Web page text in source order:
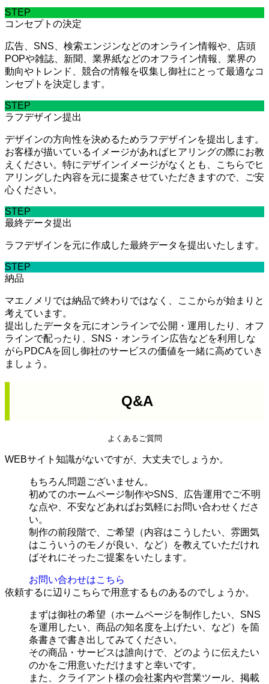
STEP
コンセプトの決定
広告、SNS、検索エンジンなどのオンライン情報や、店頭
POPや雑誌、新聞、業界紙などのオフライン情報、業界の
動向やトレンド、競合の情報を収集し御社にとって最適なコ
ンセプトを決定します。
STEP
ラフデザイン提出
デザインの方向性を決めるためラフデザインを提出します。
お客様が描いているイメージがあればヒアリングの際にお教
えください。特にデザインイメージがなくとも、こちらでヒ
アリングした内容を元に提案させていただきますので、ご安
心ください。
STEP
最終データ提出
ラフデザインを元に作成した最終データを提出いたします。
STEP
納品
マエノメリでは納品で終わりではなく、ここからが始まりと
考えています。
提出したデータを元にオンラインで公開・運用したり、オフ
ラインで配ったり、SNS・オンライン広告などを利用しな
がらPDCAを回し御社のサービスの価値を一緒に高めていき
ましょう。
Q&A
よくあるご質問
WEBサイト知識がないですが、大丈夫でしょうか。
もちろん問題ございません。
初めてのホームページ制作やSNS、広告運用でご不明
な点や、不安などあればお気軽にお問い合わせくださ
い。
制作の前段階で、ご希望（内容はこうしたい、雰囲気
はこういうのモノが良い、など）を教えていただけれ
ばそれにそったご提案をいたします。
お問い合わせはこちら
依頼するに辺りこちらで用意するものあるのでしょうか。
まずは御社の希望（ホームページを制作したい、SNS
を運用したい、商品の知名度を上げたい、など）を箇
条書きで書き出してみてください。
その商品・サービスは誰向けで、どのように伝えたい
のかをご用意いただけますと幸いです。
また、クライアント様の会社案内や営業ツール、掲載